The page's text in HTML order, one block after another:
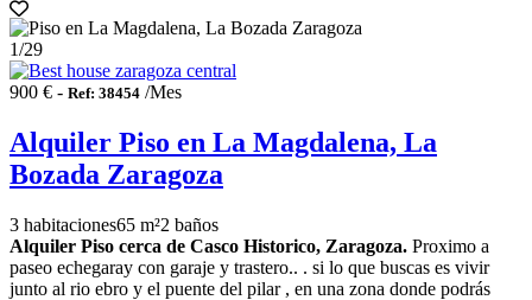
1/29
900 € - Ref: 38454 /Mes
Alquiler Piso en La Magdalena, La
Bozada Zaragoza
3 habitaciones65 m²2 baños
Alquiler Piso cerca de Casco Historico, Zaragoza. Proximo a
paseo echegaray con garaje y trastero.. . si lo que buscas es vivir
junto al rio ebro y el puente del pilar , en una zona donde podrás